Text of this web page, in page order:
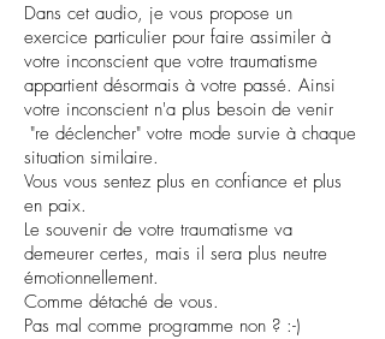
Dans cet audio, je vous propose un
exercice particulier pour faire assimiler à
votre inconscient que votre traumatisme
appartient désormais à votre passé. Ainsi
votre inconscient n'a plus besoin de venir
"re déclencher" votre mode survie à chaque
situation similaire.
Vous vous sentez plus en confiance et plus
en paix.
Le souvenir de votre traumatisme va
demeurer certes, mais il sera plus neutre
émotionnellement.
Comme détaché de vous.
Pas mal comme programme non ? :-)